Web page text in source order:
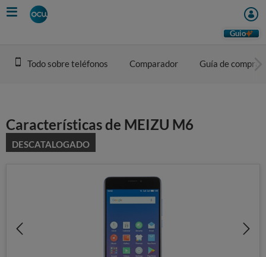
Skip
to
Guio
Todo sobre teléfonos Comparador Guía de compra
Características de MEIZU M6
DESCATALOGADO